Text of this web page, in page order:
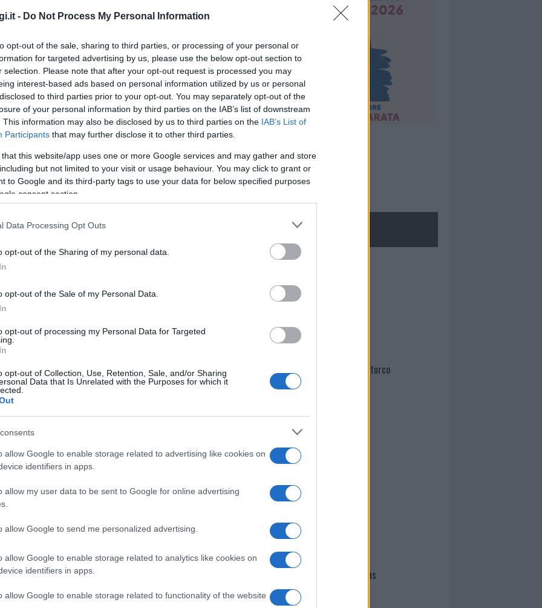
- Do Not Process My Personal Information
opt-out of the sale, sharing to third parties, or processing of your personal or
for targeted advertising by us, please use the below opt-out section to
selection. Please note that after your opt-out request is processed you may
interest-based ads based on personal information utilized by us or personal
to third parties prior to your opt-out. You may separately opt-out of the
of your personal information by third parties on the IAB’s list of downstream
This information may also be disclosed by us to third parties on the IAB’s List of
Participants that may further disclose it to other third parties.
that this website/app uses one or more Google services and may gather and store
but not limited to your visit or usage behaviour. You may click to grant or
to Google and its third-party tags to use your data for below specified purposes
consent section.
Data Processing Opt Outs
opt-out of the Sharing of my personal data.
opt-out of the Sale of my Personal Data.
opt-out of processing my Personal Data for Targeted
opt-out of Collection, Use, Retention, Sale, and/or Sharing
Data that Is Unrelated with the Purposes for which it
allow Google to enable storage related to advertising like cookies on
identifiers in apps.
allow my user data to be sent to Google for online advertising
allow Google to send me personalized advertising.
allow Google to enable storage related to analytics like cookies on
identifiers in apps.
allow Google to enable storage related to functionality of the website
di Luca, avvenuta dopo un mese di
Secondo le indagini, il turista, proveniente da
di Luca,causandone la mortea
a 26 anni nell’incidente in moto.
stradale.
del fascicolo da parte dellaProcura
sono state riaperte su ordine del
. Attualmente, non ci sono sviluppi
elemento sicuro.
cliccandoqui
nella sezione
NECROLOGIE
Martina Agostina Diturco
I nostri cari
I nostri cari
Giovannimaria Cabras